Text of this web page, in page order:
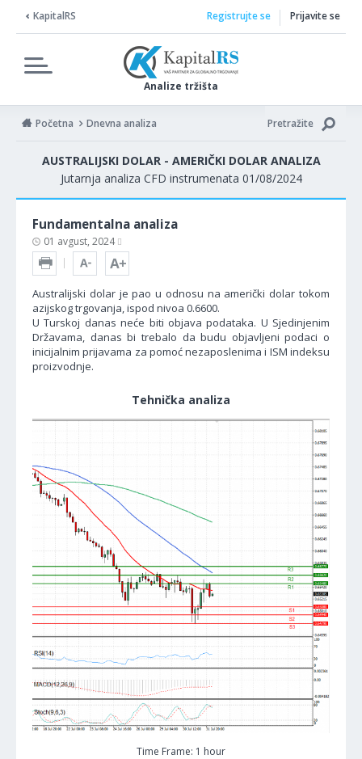
KapitalRS
Analize tržišta
Registrujte se Prijavite se
Početna Dnevna analiza Pretražite
AUSTRALIJSKI DOLAR - AMERIČKI DOLAR ANALIZA
Jutarnja analiza CFD instrumenata 01/08/2024
Fundamentalna analiza
01 avgust, 2024
Australijski dolar je pao u odnosu na američki dolar tokom
azijskog trgovanja, ispod nivoa 0.6600.
U Turskoj danas neće biti objava podataka. U Sjedinjenim
Državama, danas bi trebalo da budu objavljeni podaci o
inicijalnim prijavama za pomoć nezaposlenima i ISM indeksu
proizvodnje.
Tehnička analiza
Time Frame: 1 hour